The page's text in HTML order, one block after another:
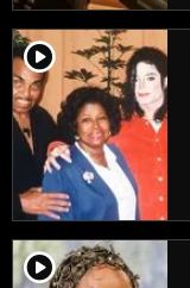
player2
player2